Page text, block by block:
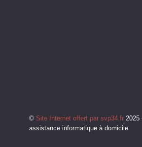
© Site Internet offert par svp34.fr2025
assistance informatique à domicile